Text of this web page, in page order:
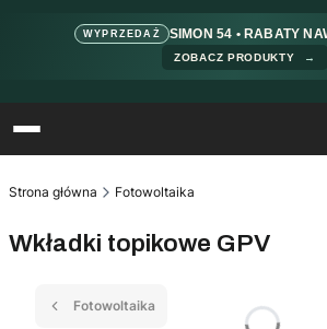
WYPRZEDAŻ SIMON 54 • RABATY
ZOBACZ PRODUKTY →
Strona główna Fotowoltaika
Wkładki topikowe GPV
Fotowoltaika